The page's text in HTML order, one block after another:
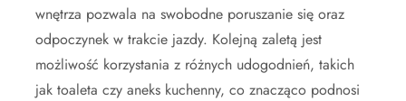
wnętrza pozwala na swobodne poruszanie się oraz
odpoczynek w trakcie jazdy. Kolejną zaletą jest
możliwość korzystania z różnych udogodnień, takich
jak toaleta czy aneks kuchenny, co znacząco podnosi